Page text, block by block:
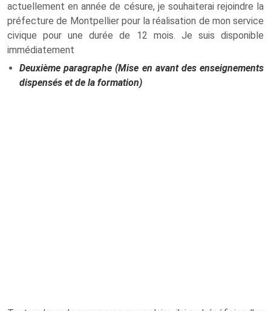
actuellement en année de césure, je souhaiterai rejoindre la
préfecture de Montpellier pour la réalisation de mon service
civique pour une durée de 12 mois. Je suis disponible
immédiatement
Deuxième paragraphe (Mise en avant des enseignements
dispensés et de la formation)